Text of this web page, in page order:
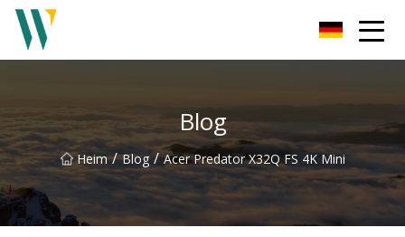
Blog
Heim / Blog / Acer Predator X32Q FS 4K Mini